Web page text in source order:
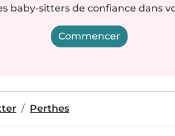
baby-sitters de confiance dans
Commencer
Perthes